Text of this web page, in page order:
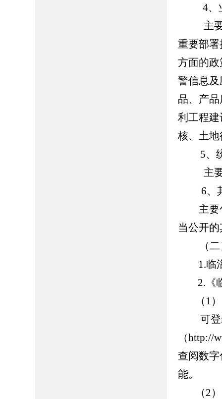
4、业
主要包
重要部
方面的
警信息
品、产
利工程
核、土
5、统
主要包
6、
主要包
当公开
（
1.临淄
2.《临
（1）
可登录
（http://
查阅数
能。
（2）